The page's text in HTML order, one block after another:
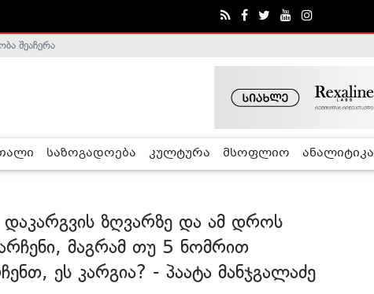
- ჰელსინკის კომისია
შეაჩერა
საზოგადოება კულტურა მსოფლიო ანალიტიკა
ზღვარზე და ამ დროს
მაგრამ თუ 5 ნომრით
ეს კარგია? - პაატა მანჯგალაძე